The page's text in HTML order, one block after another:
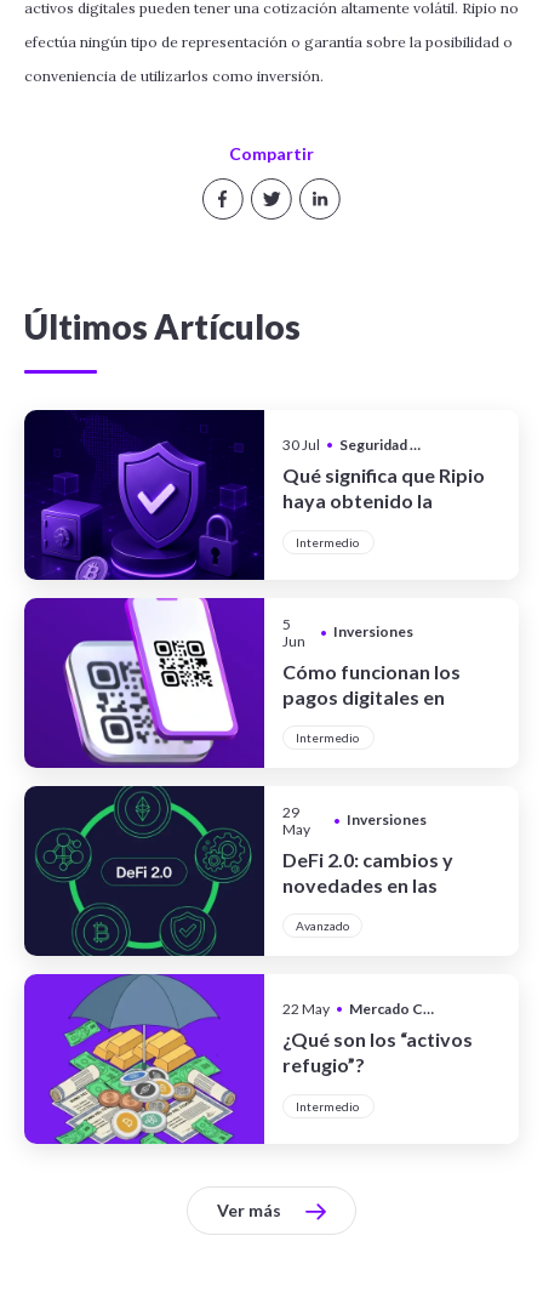
Compartir
activos digitales pueden tener una cotización altamente volátil. Ripio no
efectúa ningún tipo de representación o garantía sobre la posibilidad o
conveniencia de utilizarlos como inversión.
Últimos Artículos
30 Jul • Seguridad y Privacidad
Qué significa que Ripio
haya obtenido la
III Full System
Intermedio
5
Jun
• Inversiones
Cómo funcionan los
pagos digitales en
Intermedio
29
May
• Inversiones
DeFi 2.0: cambios y
novedades en las
descentralizadas
Avanzado
22 May • Mercado Cripto
¿Qué son los “activos
refugio”?
Intermedio
Ver más